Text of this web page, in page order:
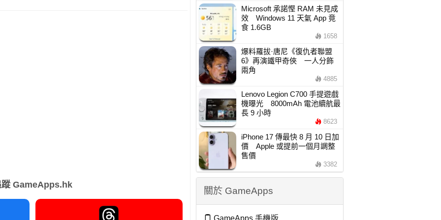
蹤 GameApps.hk
Microsoft 承諾慳 RAM 未見成
效 Windows 11 天氣 App 竟
食 1.6GB
1658
爆料羅拔·唐尼《復仇者聯盟
6》再演鐵甲奇俠 一人分飾
兩角
4885
Lenovo Legion C700 手提遊戲
機曝光 8000mAh 電池續航最
長 9 小時
8623
iPhone 17 傳最快 8 月 10 日加
價 Apple 或提前一個月調整
售價
3382
關於 GameApps
GameApps 手機版